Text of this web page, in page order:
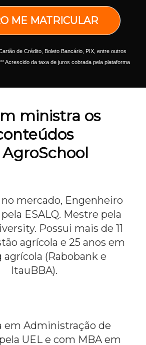
ME MATRICULAR
de Crédito, Boleto Bancário, PIX, entre outros
Acrescido da taxa de juros cobrada pela plataforma
ministra os
mercado, Engenheiro
ESALQ. Mestre pela
Possui mais de 11
agrícola e 25 anos em
agrícola (Rabobank e
ItauBBA).
em Administração de
UEL e com MBA em